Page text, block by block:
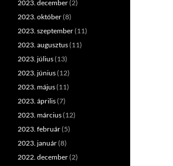
2023. december(2)
2023. október(8)
2023. szeptember(11)
2023. augusztus(11)
2023. július(13)
2023. június(12)
2023. május(11)
2023. április(7)
2023. március(12)
2023. február(5)
2023. január(8)
2022. december(2)